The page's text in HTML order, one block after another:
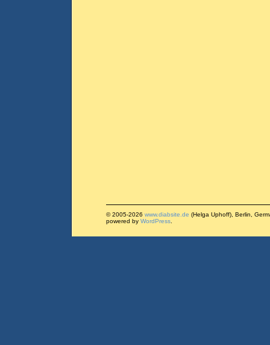
© 2005-2026 www.diabsite.de (Helga Uphoff), Berlin,
powered by WordPress.